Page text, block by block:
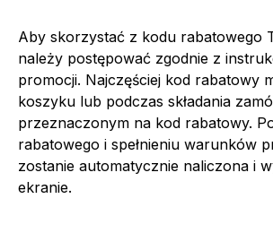
Aby skorzystać z kodu rabatowego
należy postępować zgodnie z
promocji. Najczęściej kod rabatowy
koszyku lub podczas składania
przeznaczonym na kod rabatowy.
rabatowego i spełnieniu warunków
zostanie automatycznie naliczona i
ekranie.